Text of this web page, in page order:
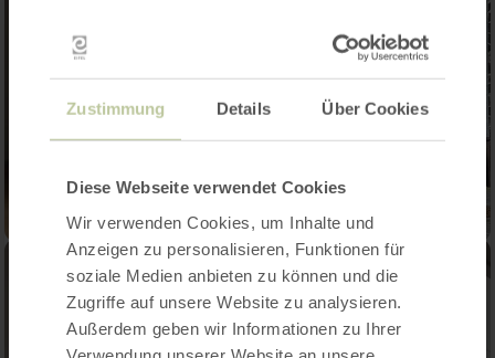
Zustimmung Details Über Cookies
Diese Webseite verwendet Cookies
Wir verwenden Cookies, um Inhalte und
Anzeigen zu personalisieren, Funktionen für
soziale Medien anbieten zu können und die
Zugriffe auf unsere Website zu analysieren.
Außerdem geben wir Informationen zu Ihrer